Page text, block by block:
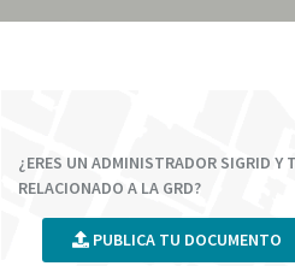
¿ERES UN ADMINISTRADOR SIGRID Y
RELACIONADO A LA GRD?
PUBLICA TU DOCUMENTO